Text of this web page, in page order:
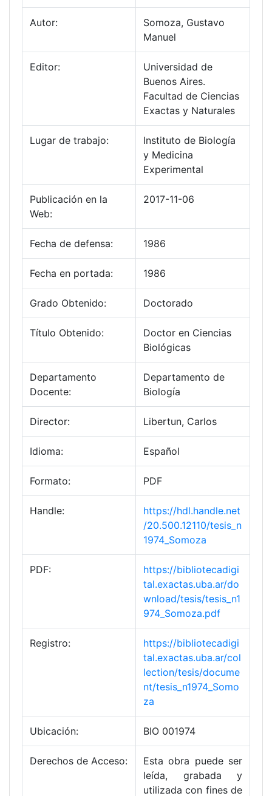
Autor:
Somoza, Gustavo
Manuel
Editor:
Universidad de
Buenos Aires.
Facultad de Ciencias
Exactas y Naturales
Lugar de trabajo:
Instituto de Biología
y Medicina
Experimental
Publicación en la
Web:
2017-11-06
Fecha de defensa: 1986
Fecha en portada: 1986
Grado Obtenido: Doctorado
Título Obtenido:
Doctor en Ciencias
Biológicas
Departamento
Docente:
Departamento de
Biología
Director: Libertun, Carlos
Idioma: Español
Formato: PDF
Handle:
https://hdl.handle.net
/20.500.12110/tesis_n
1974_Somoza
PDF:
https://bibliotecadigi
tal.exactas.uba.ar/do
wnload/tesis/tesis_n1
974_Somoza.pdf
Registro:
https://bibliotecadigi
tal.exactas.uba.ar/col
lection/tesis/docume
nt/tesis_n1974_Somo
za
Ubicación: BIO 001974
Derechos de Acceso:
Esta obra puede ser
leída, grabada y
utilizada con fines de